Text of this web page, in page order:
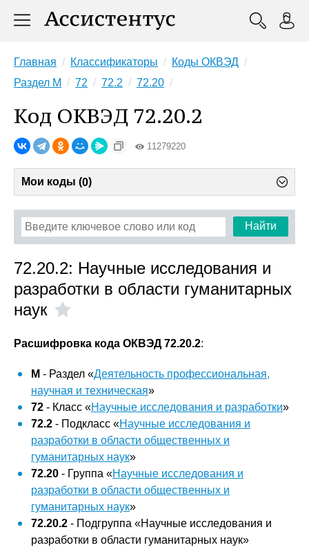
Главная Классификаторы
Коды ОКВЭД
Раздел M
72 72.2 72.20
Код ОКВЭД 72.20.2
11279220
Мои коды (0)
Найти
72.20.2: Научные исследования и
разработки в области гуманитарных
наук
Расшифровка кода ОКВЭД 72.20.2:
M - Раздел «Деятельность профессиональная,
научная и техническая»
72 - Класс «Научные исследования и разработки»
72.2 - Подкласс «Научные исследования и
разработки в области общественных и
гуманитарных наук»
72.20 - Группа «Научные исследования и
разработки в области общественных и
гуманитарных наук»
72.20.2 - Подгруппа «Научные исследования и
разработки в области гуманитарных наук»